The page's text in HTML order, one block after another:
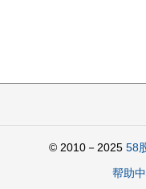
© 2010－2025 58
帮助